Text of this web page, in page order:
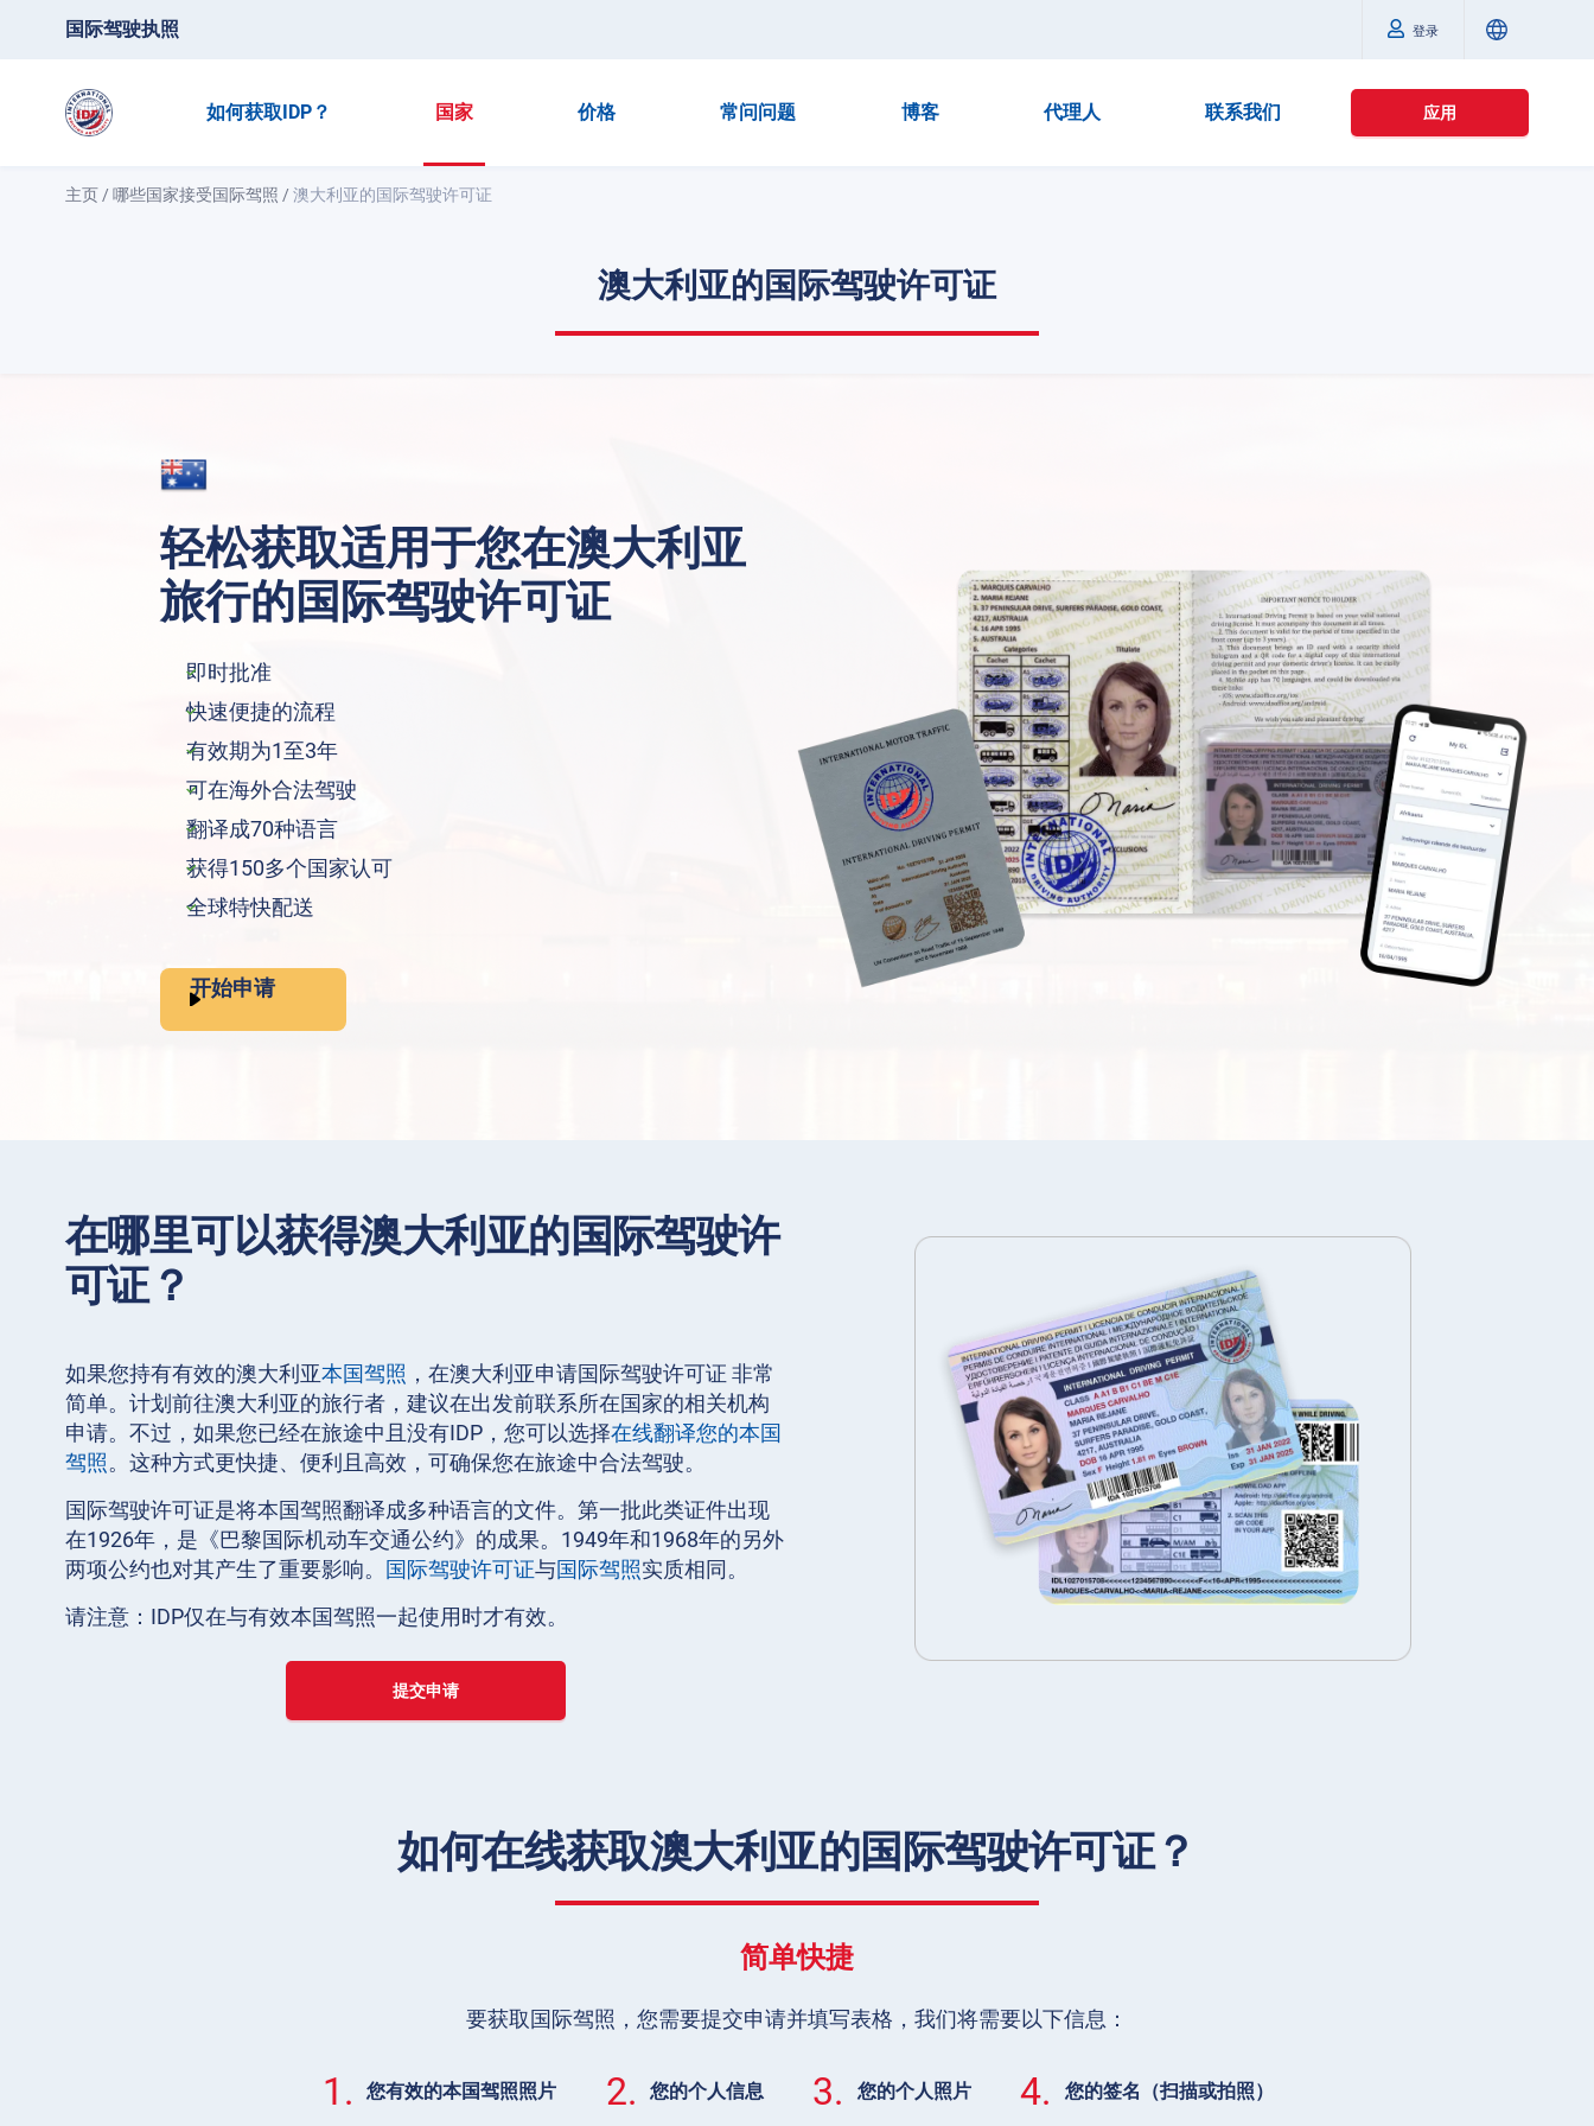
国际驾驶执照 登录
如何获取IDP？ 国家 价格 常问问题 博客 代理人 联系我们 应用
主页 /哪些国家接受国际驾照 /澳大利亚的国际驾驶许可证
澳大利亚的国际驾驶许可证
轻松获取适用于您在澳大利亚
旅行的国际驾驶许可证
即时批准
快速便捷的流程
有效期为1至3年
可在海外合法驾驶
翻译成70种语言
获得150多个国家认可
全球特快配送
开始申请
在哪里可以获得澳大利亚的国际驾驶许
可证？
如果您持有有效的澳大利亚本国驾照 ，在澳大利亚申请国际驾驶许可证 非常
简单。计划前往澳大利亚的旅行者，建议在出发前联系所在国家的相关机构
申请。不过，如果您已经在旅途中且没有IDP，您可以选择在线翻译您的本国
驾照。这种方式更快捷、便利且高效，可确保您在旅途中合法驾驶。
国际驾驶许可证是将本国驾照翻译成多种语言的文件。第一批此类证件出现
在1926年，是《巴黎国际机动车交通公约》的成果。1949年和1968年的另外
两项公约也对其产生了重要影响。 国际驾驶许可证与国际驾照实质相同。
请注意：IDP仅在与有效本国驾照一起使用时才有效。
提交申请
如何在线获取澳大利亚的国际驾驶许可证？
简单快捷
要获取国际驾照，您需要提交申请并填写表格，我们将需要以下信息：
1. 您有效的本国驾照照片 2. 您的个人信息 3. 您的个人照片 4. 您的签名（扫描或拍照）